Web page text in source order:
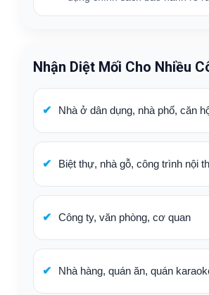
Nhận Diệt Mối Cho Nhiều
Nhà ở dân dụng, nhà phố, căn
Biệt thự, nhà gỗ, công trình nội
Công ty, văn phòng, cơ quan
Nhà hàng, quán ăn, quán